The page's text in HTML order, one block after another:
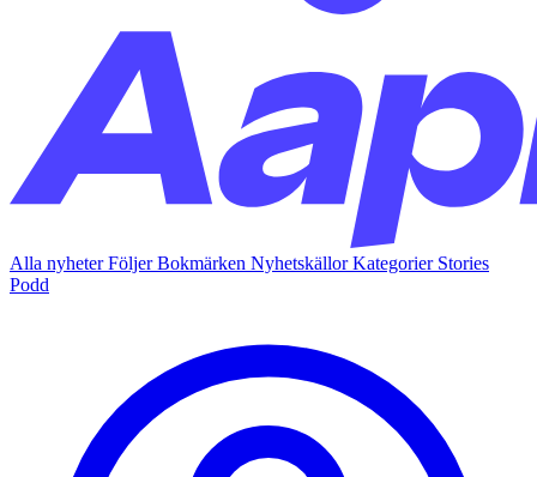
Alla nyheterFöljerBokmärken NyhetskällorKategorier Stories
Podd